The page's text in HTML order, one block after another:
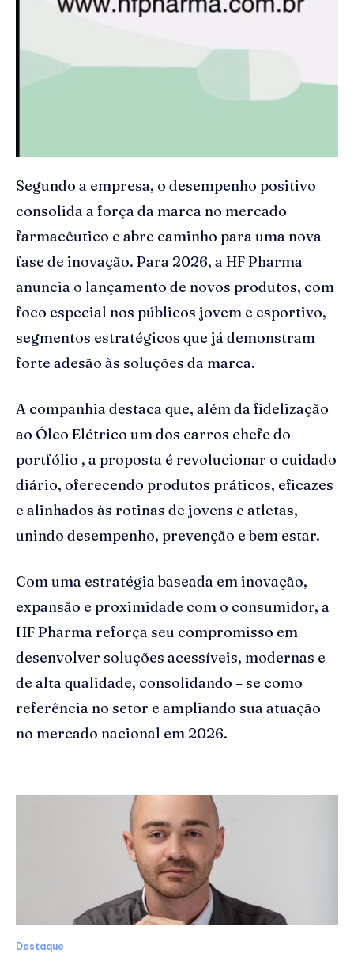
Segundo a empresa, o desempenho positivo
consolida a força da marca no mercado
farmacêutico e abre caminho para uma nova
fase de inovação. Para 2026, a HF Pharma
anuncia o lançamento de novos produtos, com
foco especial nos públicos jovem e esportivo,
segmentos estratégicos que já demonstram
forte adesão às soluções da marca.
A companhia destaca que, além da fidelização
ao Óleo Elétrico um dos carros chefe do
portfólio , a proposta é revolucionar o cuidado
diário, oferecendo produtos práticos, eficazes
e alinhados às rotinas de jovens e atletas,
unindo desempenho, prevenção e bem estar.
Com uma estratégia baseada em inovação,
expansão e proximidade com o consumidor, a
HF Pharma reforça seu compromisso em
desenvolver soluções acessíveis, modernas e
de alta qualidade, consolidando – se como
referência no setor e ampliando sua atuação
no mercado nacional em 2026.
Destaque